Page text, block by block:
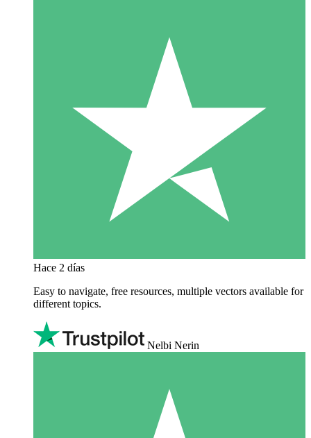
Hace 2 días
Easy to navigate, free resources, multiple vectors available for
different topics.
Nelbi Nerin